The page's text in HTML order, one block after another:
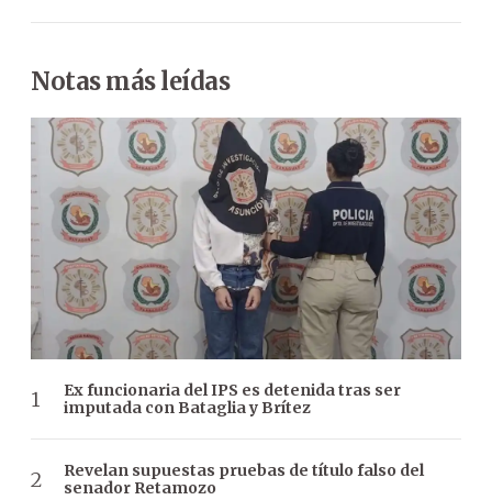
Notas más leídas
Ex funcionaria del IPS es detenida tras ser
imputada con Bataglia y Brítez
Revelan supuestas pruebas de título falso del
senador Retamozo